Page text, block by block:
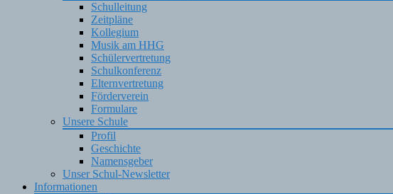
Schulleitung
Zeitpläne
Kollegium
Musik am HHG
Schülervertretung
Schulkonferenz
Elternvertretung
Förderverein
Formulare
Unsere Schule
Profil
Geschichte
Namensgeber
Unser Schul-Newsletter
Informationen